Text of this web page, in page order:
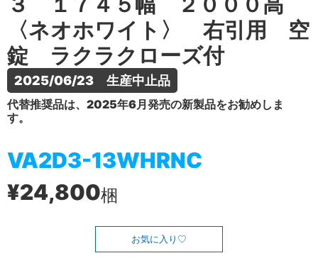
〈ネオホワイト〉 右引用 空
錠 ラクラクローズ付
2025/06/23　生産中止品
代替推奨品は、2025年6月発売の新製品をお勧めしま
す。
VA2D3-13WHRNC
¥24,800梱
お気に入り